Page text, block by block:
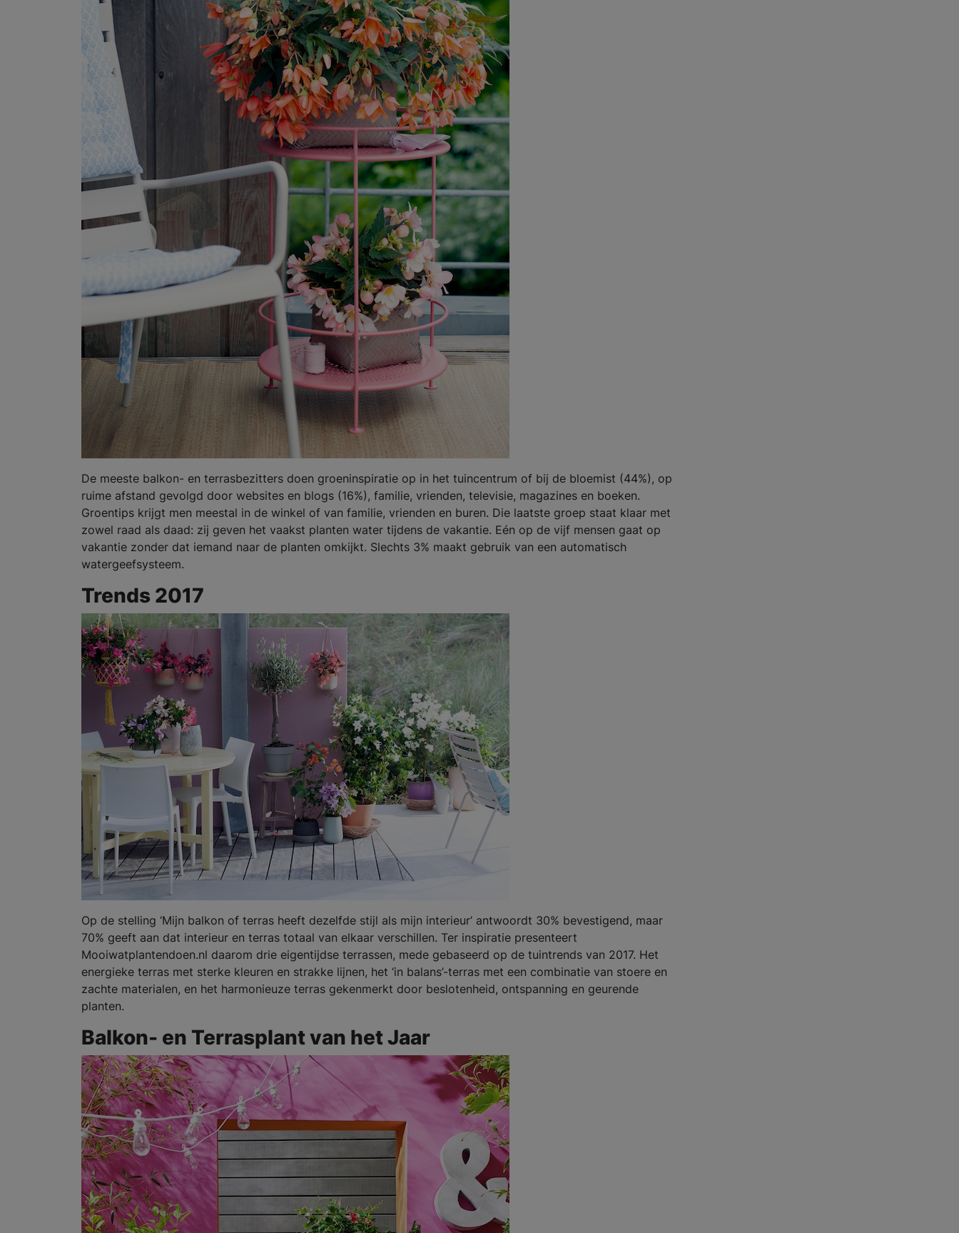
De meeste balkon- en terrasbezitters doen groeninspiratie op in het tuincentrum of bij de bloemist (44%), op
ruime afstand gevolgd door websites en blogs (16%), familie, vrienden, televisie, magazines en boeken.
Groentips krijgt men meestal in de winkel of van familie, vrienden en buren. Die laatste groep staat klaar met
zowel raad als daad: zij geven het vaakst planten water tijdens de vakantie. Eén op de vijf mensen gaat op
vakantie zonder dat iemand naar de planten omkijkt. Slechts 3% maakt gebruik van een automatisch
watergeefsysteem.
Trends 2017
Op de stelling ‘Mijn balkon of terras heeft dezelfde stijl als mijn interieur’ antwoordt 30% bevestigend, maar
70% geeft aan dat interieur en terras totaal van elkaar verschillen. Ter inspiratie presenteert
Mooiwatplantendoen.nl daarom drie eigentijdse terrassen, mede gebaseerd op de tuintrends van 2017. Het
energieke terras met sterke kleuren en strakke lijnen, het ‘in balans’-terras met een combinatie van stoere en
zachte materialen, en het harmonieuze terras gekenmerkt door beslotenheid, ontspanning en geurende
planten.
Balkon- en Terrasplant van het Jaar